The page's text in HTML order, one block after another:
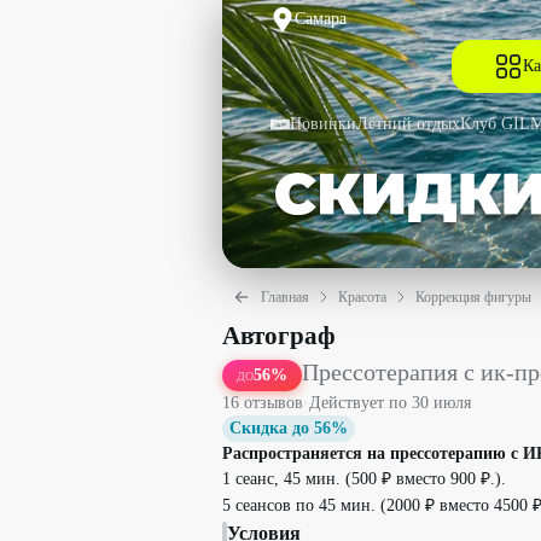
Самара
НовинкиЛетний отдыхКлуб
Главная Красота Коррекция фигуры
Прессотерапия с ик-прогревом и без
Автограф
ДО56% Прессотерапия с ик-
16отзывов ·Действует по 30 июля
Скидка до 56%
Распространяется на прессотерапию с
1 сеанс, 45 мин. (500 ₽ вместо 900 ₽.).
5 сеансов по 45 мин. (2000 ₽ вместо 4500
Условия